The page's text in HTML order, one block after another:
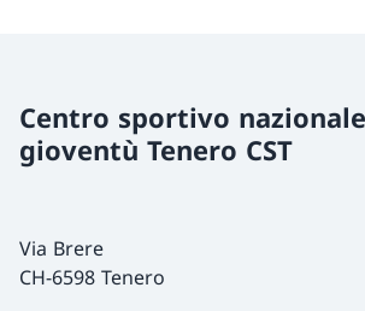
Centro sportivo
gioventù Tenero CST
Via Brere
CH-6598 Tenero